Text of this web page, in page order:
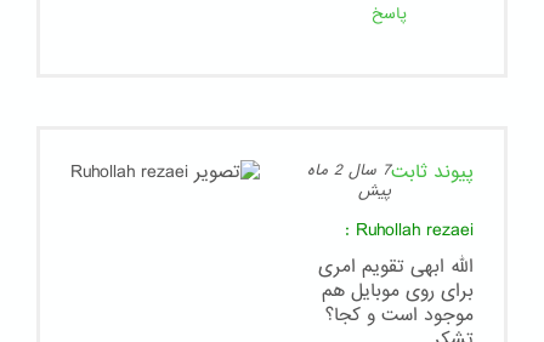
پاسخ
پیوند ثابت
7 سال 2 ماه
پیش
Ruhollah rezaei
:
الله ابهی تقویم امری
برای روی موبایل هم
موجود است و کجا؟